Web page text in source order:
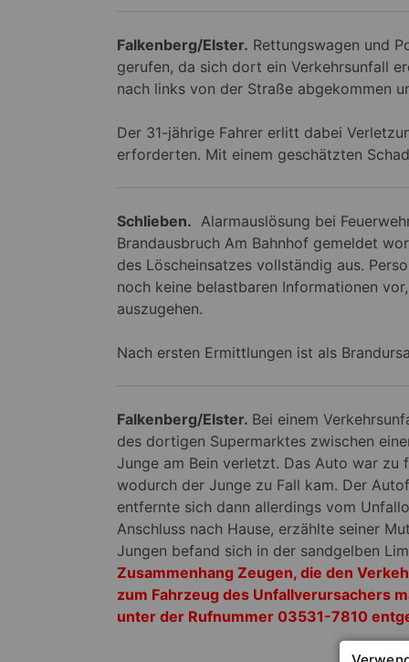
Falkenberg/Elster. Rettungswagen und
gerufen, da sich dort ein Verkehrsunfall
nach links von der Straße abgekommen
Der 31-jährige Fahrer erlitt dabei
erforderten. Mit einem geschätzten
Schlieben. Alarmauslösung bei
Brandausbruch Am Bahnhof gemeldet
des Löscheinsatzes vollständig aus.
noch keine belastbaren Informationen
auszugehen.
Nach ersten Ermittlungen ist als
Falkenberg/Elster. Bei einem
des dortigen Supermarktes zwischen
Junge am Bein verletzt. Das Auto war
wodurch der Junge zu Fall kam. Der
entfernte sich dann allerdings vom
Anschluss nach Hause, erzählte seiner
Jungen befand sich in der sandgelben
Zusammenhang Zeugen, die den
zum Fahrzeug des Unfallverursachers
unter der Rufnummer 03531-7810